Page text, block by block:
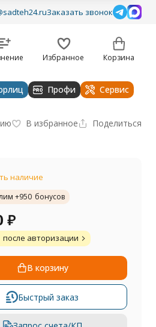
Заказать звонок
Избранное Корзина
техника
Профи Сервис
В избранное Поделиться
наличие
+950 бонусов
₽
после авторизации
В корзину
Быстрый заказ